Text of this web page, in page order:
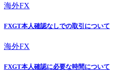
海外FX
FXGT本人確認なしでの取引について
海外FX
FXGT本人確認に必要な時間について